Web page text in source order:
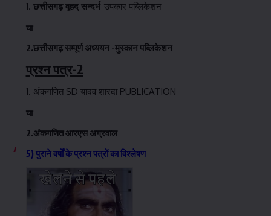
छत्तीसगढ़ वृहद् सन्दर्भ-उपकार पब्लिकेशन
या
2.छत्तीसगढ़ सम्पूर्ण अध्ययन -मुस्कान पब्लिकेशन
प्रश्न पत्र-2
अंकगणित SD यादव शारदा PUBLICATION
या
2.अंकगणित आरएस अग्रवाल
5) पुराने वर्षों के प्रश्न पत्रों का विश्लेषण